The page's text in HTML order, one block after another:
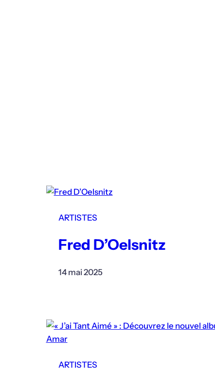
ARTISTES
Fred D’Oelsnitz
14 mai 2025
ARTISTES